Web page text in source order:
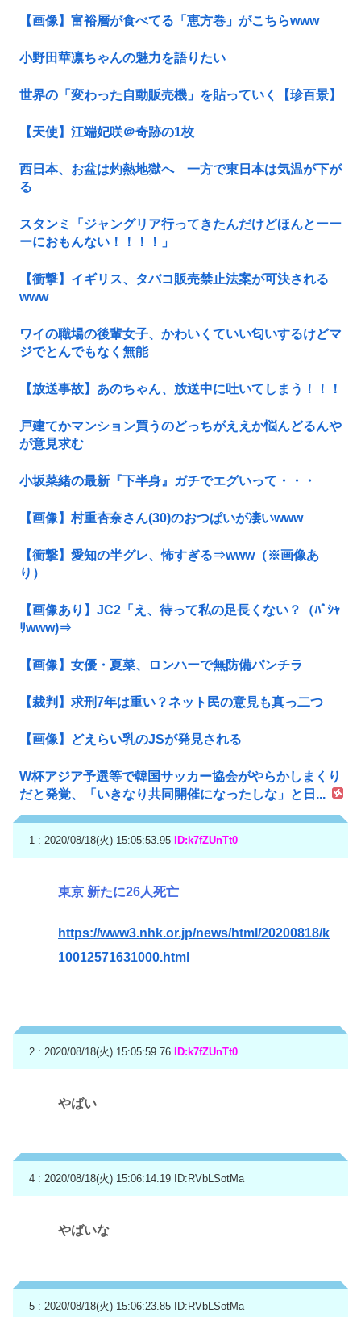
【画像】富裕層が食べてる「恵方巻」がこちらwww
小野田華凛ちゃんの魅力を語りたい
世界の「変わった自動販売機」を貼っていく【珍百景】
【天使】江端妃咲＠奇跡の1枚
西日本、お盆は灼熱地獄へ 一方で東日本は気温が下が
る
スタンミ「ジャングリア行ってきたんだけどほんとーー
ーにおもんない！！！！」
【衝撃】イギリス、タバコ販売禁止法案が可決される
www
ワイの職場の後輩女子、かわいくていい匂いするけどマ
ジでとんでもなく無能
【放送事故】あのちゃん、放送中に吐いてしまう！！！
戸建てかマンション買うのどっちがええか悩んどるんや
が意見求む
小坂菜緒の最新『下半身』ガチでエグいって・・・
【画像】村重杏奈さん(30)のおつぱいが凄いwww
【衝撃】愛知の半グレ、怖すぎる⇒www（※画像あ
り）
【画像あり】JC2「え、待って私の足長くない？（ﾊﾟｼｬ
ﾘwww)⇒
【画像】女優・夏菜、ロンハーで無防備パンチラ
【裁判】求刑7年は重い？ネット民の意見も真っ二つ
【画像】どえらい乳のJSが発見される
W杯アジア予選等で韓国サッカー協会がやらかしまくり
だと発覚、「いきなり共同開催になったしな」と日...
1 : 2020/08/18(火) 15:05:53.95 ID:k7fZUnTt0
東京 新たに26人死亡
https://www3.nhk.or.jp/news/html/20200818/k
10012571631000.html
2 : 2020/08/18(火) 15:05:59.76 ID:k7fZUnTt0
やばい
4 : 2020/08/18(火) 15:06:14.19 ID:RVbLSotMa
やばいな
5 : 2020/08/18(火) 15:06:23.85 ID:RVbLSotMa